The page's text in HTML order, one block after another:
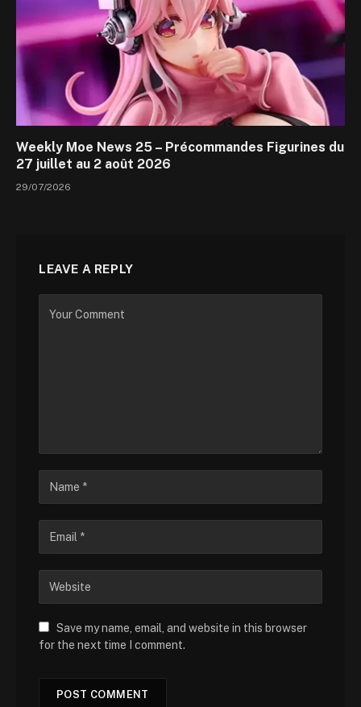
Weekly Moe News 25 – Précommandes Figurines du
27 juillet au 2 août 2026
29/07/2026
LEAVE A REPLY
Save my name, email, and website in this browser
for the next time I comment.